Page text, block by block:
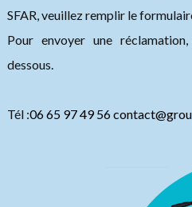
SFAR, veuillez remplir le
Pour envoyer une
dessous.
Tél :06 65 97 49 56